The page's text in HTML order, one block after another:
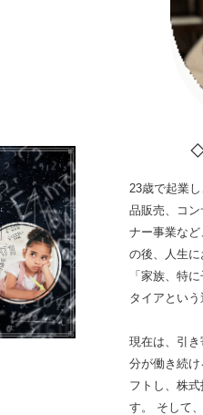
◇
23歳で起業
品販売、コ
ナー事業な
の後、人生に
「家族、特
タイアという
現在は、引
分が働き続
フトし、株
す。 そして